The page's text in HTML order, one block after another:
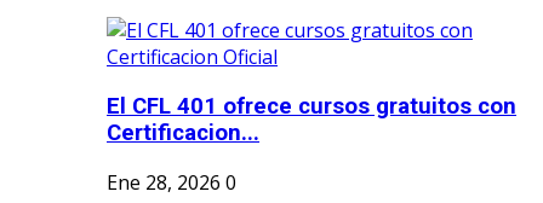
El CFL 401 ofrece cursos gratuitos con
Certificacion...
Ene 28, 2026 0